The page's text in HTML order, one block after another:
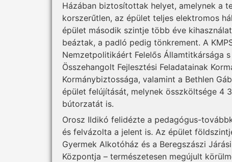
Házában biztosítottak helyet, amelynek a
korszerűtlen, az épület teljes elektromos
épület második szintje több éve
beáztak, a padló pedig tönkrement. A
Nemzetpolitikáért Felelős Államtitkársága
Összehangolt Fejlesztési Feladatainak
Kormánybiztossága, valamint a Bethlen
épület felújítását, melynek összköltsége 4
bútorzatát is.
Orosz Ildikó felidézte a pedagógus-
és felvázolta a jelent is. Az épület
Gyermek Alkotóház és a Beregszászi
Központja – természetesen megújult